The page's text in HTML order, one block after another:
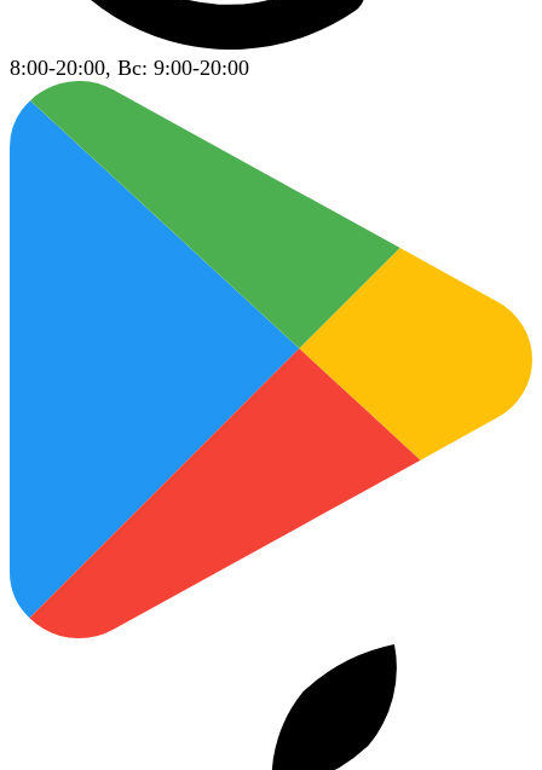
8:00-20:00, Вс: 9:00-20:00